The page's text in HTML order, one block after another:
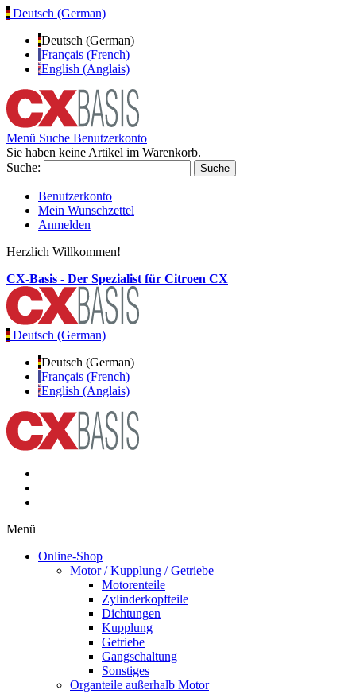
Deutsch (German)
Deutsch (German)
Français (French)
English (Anglais)
Menü Suche Benutzerkonto
Sie haben keine Artikel im Warenkorb.
Suche:
Suche
Benutzerkonto
Mein Wunschzettel
Anmelden
Herzlich Willkommen!
CX-Basis - Der Spezialist für Citroen CX
Deutsch (German)
Deutsch (German)
Français (French)
English (Anglais)
Menü
Online-Shop
Motor / Kupplung / Getriebe
Motorenteile
Zylinderkopfteile
Dichtungen
Kupplung
Getriebe
Gangschaltung
Sonstiges
Organteile außerhalb Motor